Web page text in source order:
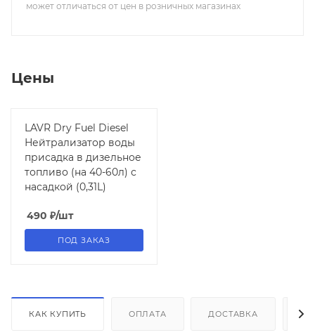
может отличаться от цен в розничных магазинах
Цены
LAVR Dry Fuel Diesel
Нейтрализатор воды
присадка в дизельное
топливо (на 40-60л) с
насадкой (0,31L)
490 ₽/шт
ПОД ЗАКАЗ
КАК КУПИТЬ ОПЛАТА ДОСТАВКА